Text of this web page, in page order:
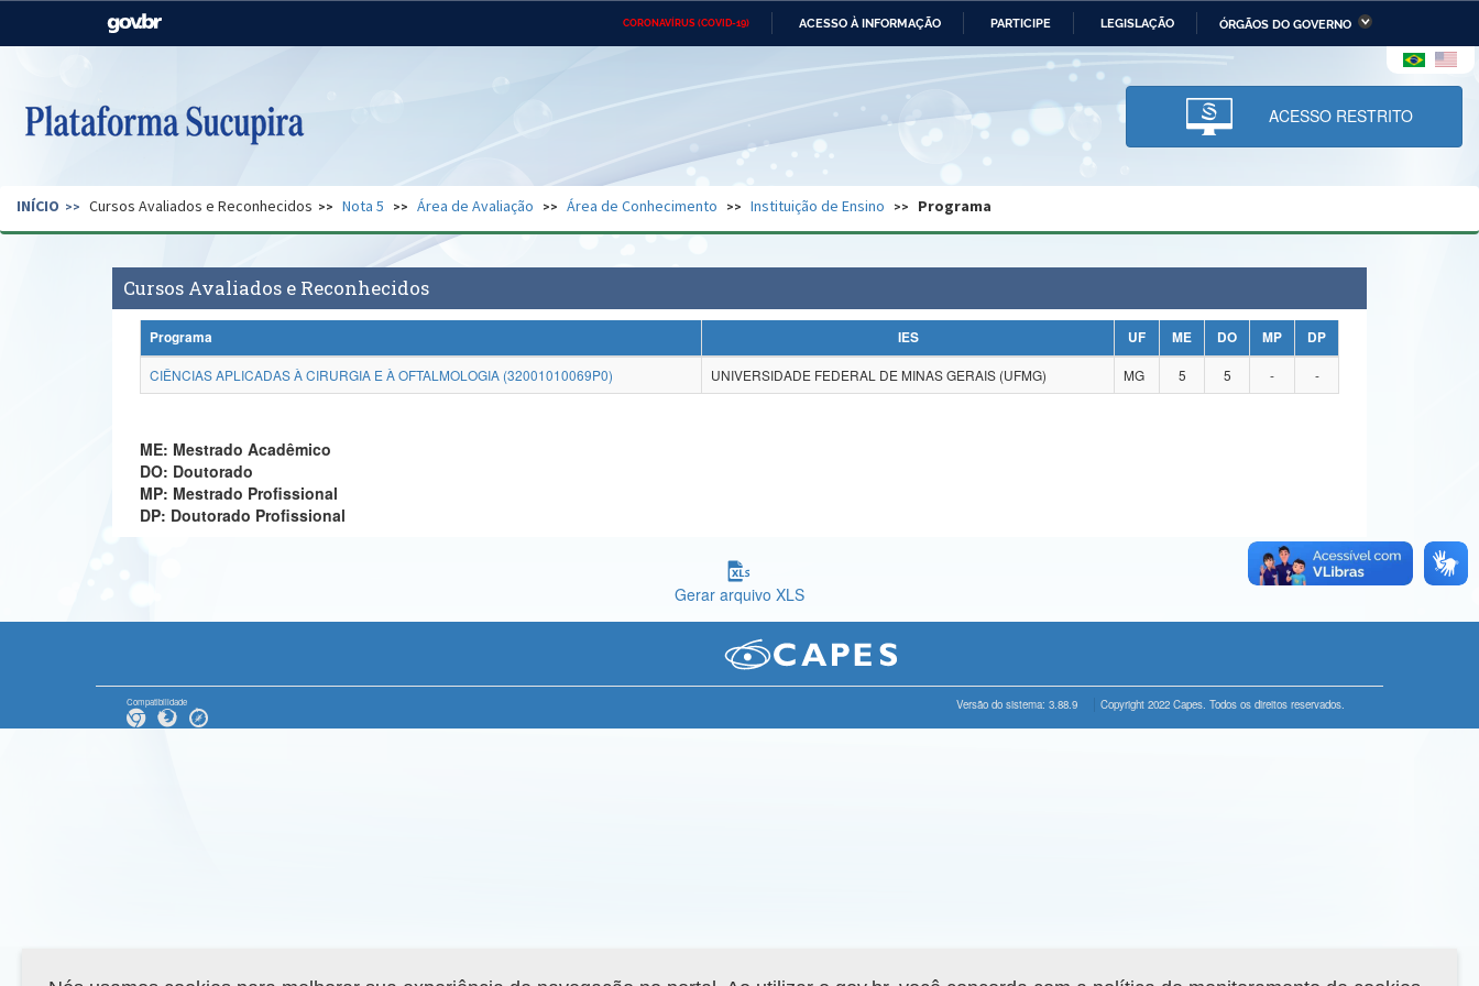
CORONAVÍRUS (COVID-19) ACESSO À INFORMAÇÃO PARTICIPE LEGISLAÇÃO ÓRGÃOS DO GOVERNO
Casa Civil Ministério das Relações Ministério da Economia Ministério da Infraestrutura
Pecuária e Abastecimento
Ministério da Ciência,
Tecnologia, Inovações e
Comunicações
Ministério do Desenvolvimento
Regional e dos Direitos Humanos
Secretaria de Governo Gabinete de Segurança Advocacia-Geral da União Banco Central do Brasil Planalto
ACESSO RESTRITO
INÍCIO Cursos Avaliados e Reconhecidos Nota 5 Área de Avaliação Área de Conhecimento Instituição de Ensino Programa
Cursos Avaliados e Reconhecidos
Programa IES UF ME DO MP
DP
CIÊNCIAS APLICADAS À CIRURGIA E À OFTALMOLOGIA (32001010069P0)
UNIVERSIDADE FEDERAL DE MINAS GERAIS (UFMG) MG 5 5 - -
ME: Mestrado Acadêmico
DO: Doutorado
MP: Mestrado Profissional
DP: Doutorado Profissional
Gerar arquivo XLS
Compatibilidade Versão do sistema: 3.88.9 Copyright 2022 Capes. Todos os direitos reservados.